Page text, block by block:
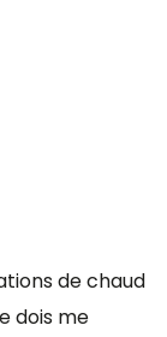
de chaud
dois me